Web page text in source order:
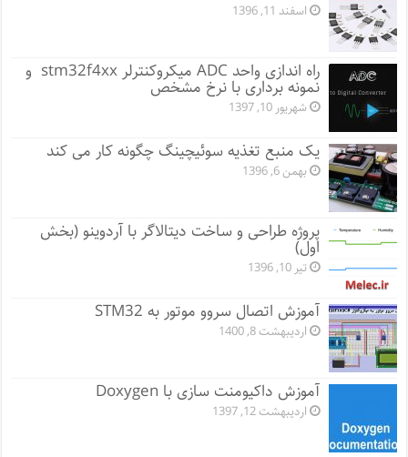
اسفند 11, 1396
راه اندازی واحد ADC میکروکنترلر stm32f4xx و
نمونه برداری با نرخ مشخص
شهریور 10, 1397
یک منبع تغذیه سوئیچینگ چگونه کار می کند
بهمن 6, 1396
پروژه طراحی و ساخت دیتالاگر با آردوینو (بخش
اول)
تیر 10, 1396
آموزش اتصال سروو موتور به STM32
اردیبهشت 8, 1400
آموزش داکیومنت سازی با Doxygen
اردیبهشت 12, 1397